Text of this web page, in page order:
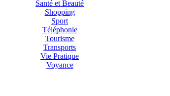
Santé et Beauté
Shopping
Sport
Téléphonie
Tourisme
Transports
Vie Pratique
Voyance